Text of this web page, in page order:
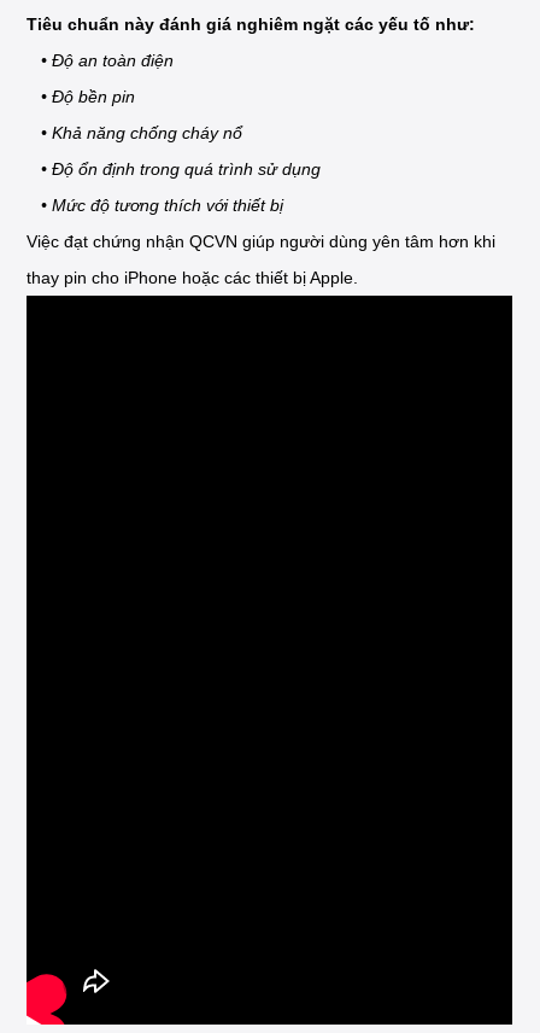
Tiêu chuẩn này đánh giá nghiêm ngặt các yếu tố như:
• Độ an toàn điện
• Độ bền pin
• Khả năng chống cháy nổ
• Độ ổn định trong quá trình sử dụng
• Mức độ tương thích với thiết bị
Việc đạt chứng nhận QCVN giúp người dùng yên tâm hơn khi
thay pin cho iPhone hoặc các thiết bị Apple.